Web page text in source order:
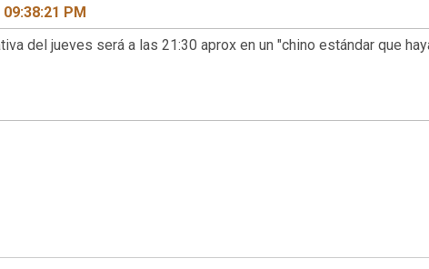
PM
del jueves será a las 21:30 aprox en un "chino estándar que